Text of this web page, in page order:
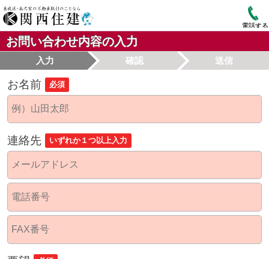
電話する
お問い合わせ内容の入力
入力 確認 送信
お名前 必須
連絡先 いずれか１つ以上入力